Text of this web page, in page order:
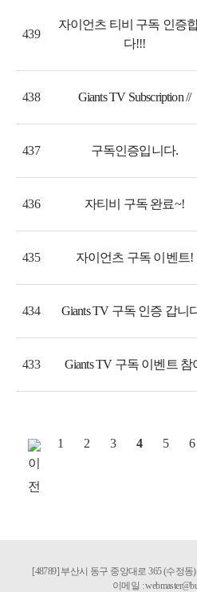
439
자이언츠 티비 구독 인증
다!!!
438 Giants TV Subscription //
437 구독인증입니다.
436 자티비 구독 완료~!
435 자이언츠 구독 이벤트!
434 Giants TV 구독 인증 갑니
433 Giants TV 구독 이벤트 참
1 2 3 4 5 6
[48789] 부산시 동구 중앙대로 365 (수정동)
이메일 :